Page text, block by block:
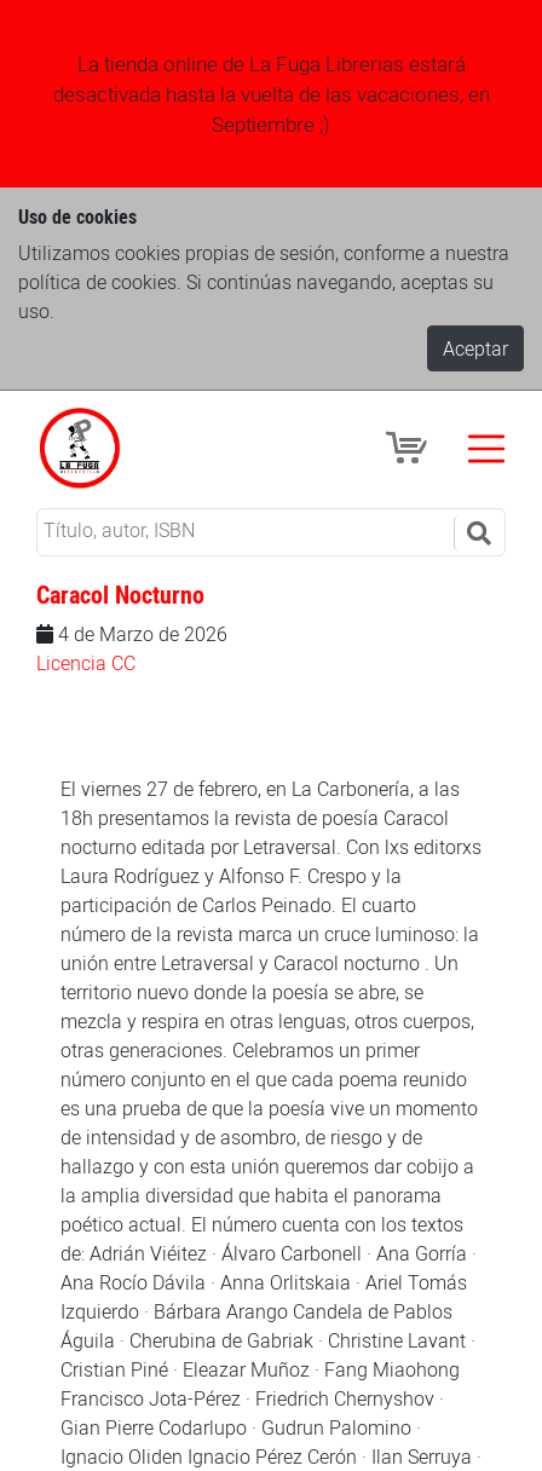
La tienda online de La Fuga Librerias estará
desactivada hasta la vuelta de las vacaciones, en
Septiembre ;)
Uso de cookies
Utilizamos cookies propias de sesión, conforme a nuestra
política de cookies. Si continúas navegando, aceptas su
uso.
Aceptar
Caracol Nocturno
4 de Marzo de 2026
Licencia CC
El viernes 27 de febrero, en La Carbonería, a las
18h presentamos la revista de poesía Caracol
nocturno editada por Letraversal. Con lxs editorxs
Laura Rodríguez y Alfonso F. Crespo y la
participación de Carlos Peinado. El cuarto
número de la revista marca un cruce luminoso: la
unión entre Letraversal y Caracol nocturno . Un
territorio nuevo donde la poesía se abre, se
mezcla y respira en otras lenguas, otros cuerpos,
otras generaciones. Celebramos un primer
número conjunto en el que cada poema reunido
es una prueba de que la poesía vive un momento
de intensidad y de asombro, de riesgo y de
hallazgo y con esta unión queremos dar cobijo a
la amplia diversidad que habita el panorama
poético actual. El número cuenta con los textos
de: Adrián Viéitez · Álvaro Carbonell · Ana Gorría ·
Ana Rocío Dávila · Anna Orlitskaia · Ariel Tomás
Izquierdo · Bárbara Arango Candela de Pablos
Águila · Cherubina de Gabriak · Christine Lavant ·
Cristian Piné · Eleazar Muñoz · Fang Miaohong
Francisco Jota-Pérez · Friedrich Chernyshov ·
Gian Pierre Codarlupo · Gudrun Palomino ·
Ignacio Oliden Ignacio Pérez Cerón · Ilan Serruya ·